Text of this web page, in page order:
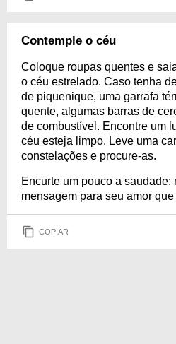
Contemple o céu
Coloque roupas quentes e
o céu estrelado. Caso tenha
de piquenique, uma garrafa
quente, algumas barras de
de combustível. Encontre um
céu esteja limpo. Leve uma
constelações e procure-as.
Encurte um pouco a saudade:
mensagem para seu amor
COPIAR